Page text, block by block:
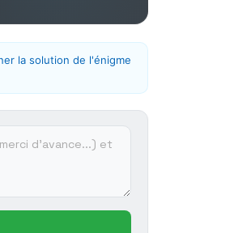
la solution de l'énigme